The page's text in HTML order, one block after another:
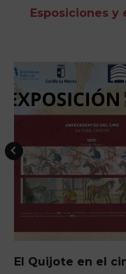
Esposiciones